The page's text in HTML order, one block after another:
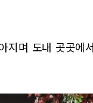
며 도내 곳곳에